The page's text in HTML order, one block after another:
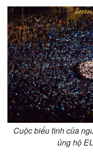
Cuộc biểu tình của
ủng hộ